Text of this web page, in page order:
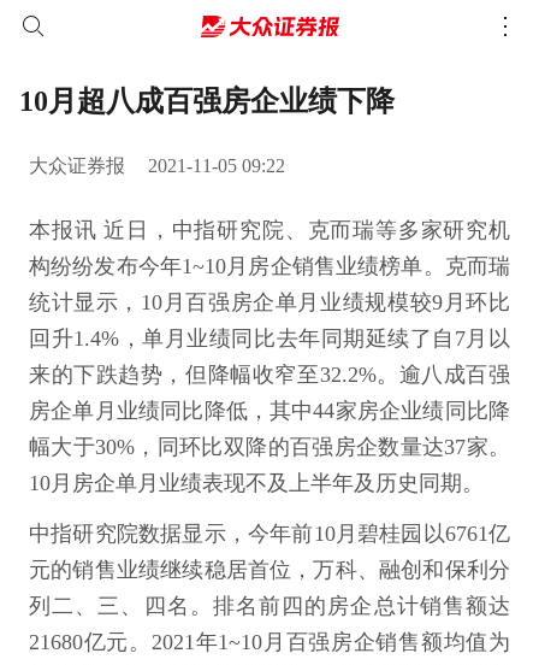
10月超八成百强房企业绩下降
大众证券报 2021-11-05 09:22
本报讯 近日，中指研究院、克而瑞等多家研究机
构纷纷发布今年1~10月房企销售业绩榜单。克而瑞
统计显示，10月百强房企单月业绩规模较9月环比
回升1.4%，单月业绩同比去年同期延续了自7月以
来的下跌趋势，但降幅收窄至32.2%。逾八成百强
房企单月业绩同比降低，其中44家房企业绩同比降
幅大于30%，同环比双降的百强房企数量达37家。
10月房企单月业绩表现不及上半年及历史同期。
中指研究院数据显示，今年前10月碧桂园以6761亿
元的销售业绩继续稳居首位，万科、融创和保利分
列二、三、四名。排名前四的房企总计销售额达
21680亿元。2021年1~10月百强房企销售额均值为